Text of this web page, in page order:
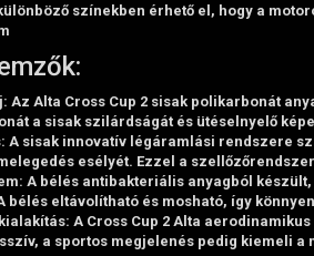
színekben érhető el, hogy a
: Az Alta Cross Cup 2sisak polikarbonát
a sisak szilárdságát és ütéselnyelő
: A sisak innovatív légáramlási rendszere
esélyét. Ezzel a
: A bélés antibakteriális anyagból
bélés eltávolítható és mosható, így
: A Cross Cup 2 Alta
a sportos megjelenés pedig kiemeli a